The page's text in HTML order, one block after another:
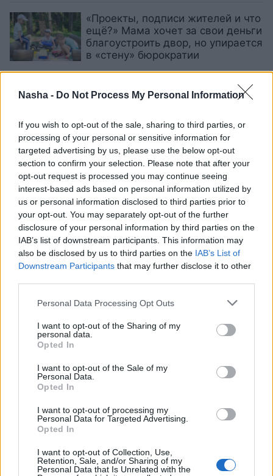
Nasha - Do Not Process My Personal Information
If you wish to opt-out of the sale, sharing to third parties, or
processing of your personal or sensitive information for
targeted advertising by us, please use the below opt-out
section to confirm your selection. Please note that after your
opt-out request is processed you may continue seeing
interest-based ads based on personal information utilized by
us or personal information disclosed to third parties prior to
your opt-out. You may separately opt-out of the further
disclosure of your personal information by third parties on the
IAB’s list of downstream participants. This information may
also be disclosed by us to third parties on the IAB’s List of
Downstream Participants that may further disclose it to other
Personal Data Processing Opt Outs
I want to opt-out of the Sharing of my
personal data.
Opted In
I want to opt-out of the Sale of my
Personal Data.
Opted In
I want to opt-out of processing my
Personal Data for Targeted Advertising.
Opted In
I want to opt-out of Collection, Use,
Retention, Sale, and/or Sharing of my
Personal Data that Is Unrelated with the
«Проекты, подписи жителей и что
ещё?» Мама хочет за свои деньги
благоустроить двор, но упирается
в «стену» бюрократии
о юридическом кошмаре
после инцидента со сбитием
ответственность, если его
обломки повреждают частную
собственность?
“Я стояла в Балтийском пути, а
теперь в свободной Латвии сама
подвергаюсь репрессиям!” Лига с
высшим образованием не может
найти работу и боится остаться на
улице
Найдена на глубине 14 метров
спустя два года… Руководитель
«Bezvests.lv» рассказывает о
трудностях поиска пропавших
людей
в E-veselība!» — Андрис в
недоумении из-за записи врача
Раевпоставил под сомнение
в решениях Сейма